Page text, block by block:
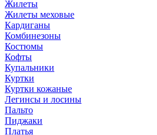
Жилеты
Жилеты меховые
Кардиганы
Комбинезоны
Костюмы
Кофты
Купальники
Куртки
Куртки кожаные
Легинсы и лосины
Пальто
Пиджаки
Платья